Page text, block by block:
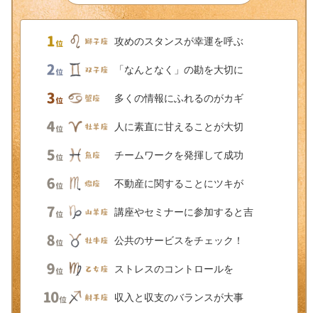
攻めのスタンスが幸運を呼ぶ
「なんとなく」の勘を大切に
多くの情報にふれるのがカギ
人に素直に甘えることが大切
チームワークを発揮して成功
不動産に関することにツキが
講座やセミナーに参加すると吉
公共のサービスをチェック！
ストレスのコントロールを
収入と収支のバランスが大事